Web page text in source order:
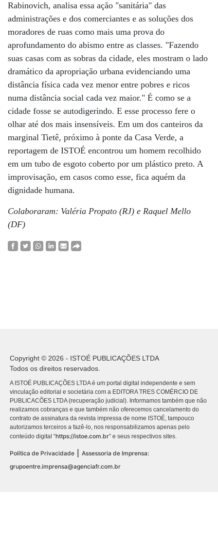
Rabinovich, analisa essa ação "sanitária" das
administrações e dos comerciantes e as soluções dos
moradores de ruas como mais uma prova do
aprofundamento do abismo entre as classes. "Fazendo
suas casas com as sobras da cidade, eles mostram o lado
dramático da apropriação urbana evidenciando uma
distância física cada vez menor entre pobres e ricos
numa distância social cada vez maior." É como se a
cidade fosse se autodigerindo. E esse processo fere o
olhar até dos mais insensíveis. Em um dos canteiros da
marginal Tietê, próximo à ponte da Casa Verde, a
reportagem de ISTOÉ encontrou um homem recolhido
em um tubo de esgoto coberto por um plástico preto. A
improvisação, em casos como esse, fica aquém da
dignidade humana.
Colaboraram: Valéria Propato (RJ) e Raquel Mello
(DF)
Copyright © 2026 - ISTOÉ PUBLICAÇÕES LTDA
Todos os direitos reservados.
A ISTOÉ PUBLICAÇÕES LTDA é um portal digital independente e sem
vinculação editorial e societária com a EDITORA TRES COMÉRCIO DE
PUBLICACÕES LTDA (recuperação judicial). Informamos também que não
realizamos cobranças e que também não oferecemos cancelamento do
contrato de assinatura da revista impressa de nome ISTOÉ, tampouco
autorizamos terceiros a fazê-lo, nos responsabilizamos apenas pelo
conteúdo digital “https://istoe.com.br” e seus respectivos sites.
Política de Privacidade
Assessoria de Imprensa:
grupoentre.imprensa@agenciafr.com.br